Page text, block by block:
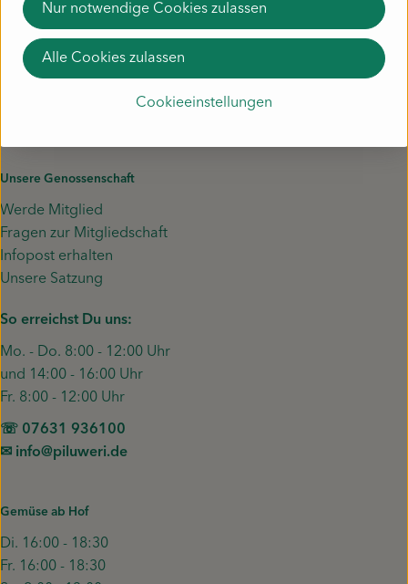
Mo. - Do. 8:00 - 12:00 Uhr
und 14:00 - 16:00 Uhr
Fr. 8:00 - 12:00 Uhr
Unsere Genossenschaft
Werde Mitglied
Fragen zur Mitgliedschaft
Infopost erhalten
Unsere Satzung
So erreichst Du uns:
Mo. - Do. 8:00 - 12:00 Uhr
und 14:00 - 16:00 Uhr
Fr. 8:00 - 12:00 Uhr
☏ 07631 936100
✉︎ info@piluweri.de
Gemüse ab Hof
Di. 16:00 - 18:30
Fr. 16:00 - 18:30
Cookieeinstellungen
Nur notwendige Cookies zulassen
Alle Cookies zulassen